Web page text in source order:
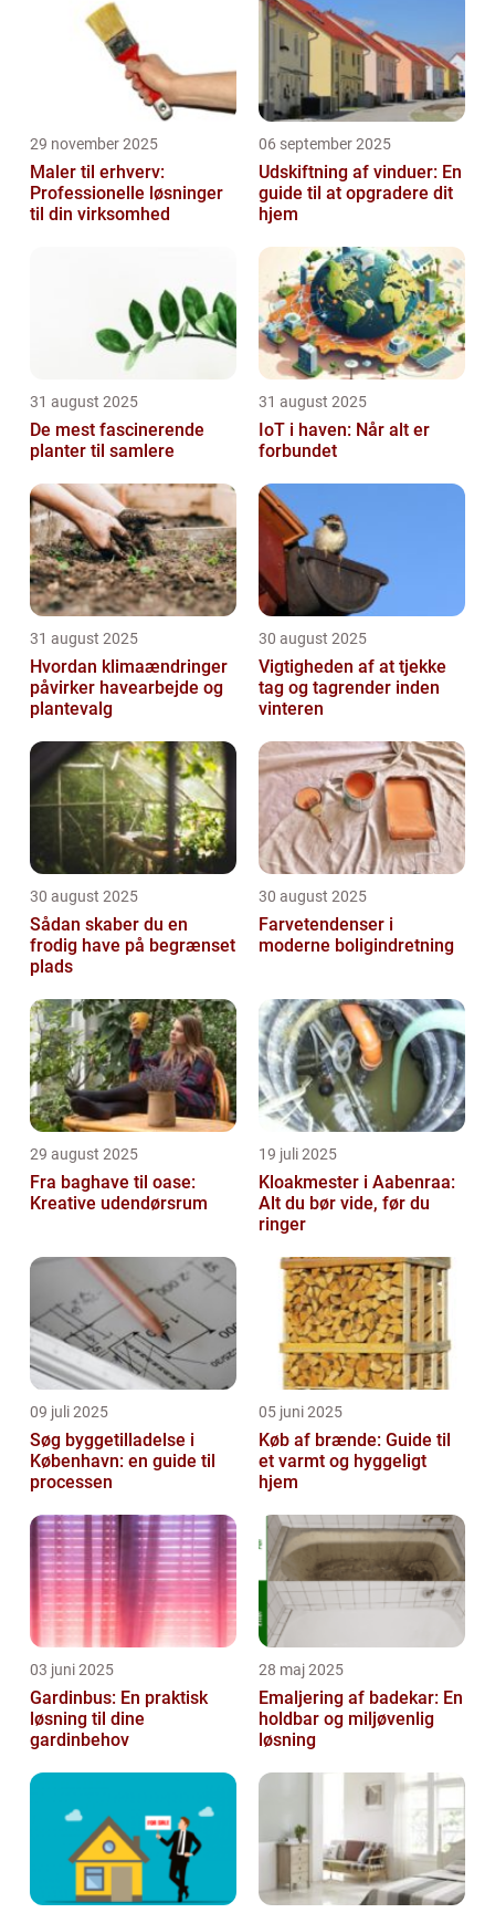
29 november 2025
Maler til erhverv:
Professionelle løsninger
til din virksomhed
06 september 2025
Udskiftning af vinduer: En
guide til at opgradere dit
hjem
31 august 2025
De mest fascinerende
planter til samlere
31 august 2025
IoT i haven: Når alt er
forbundet
31 august 2025
Hvordan klimaændringer
påvirker havearbejde og
plantevalg
30 august 2025
Vigtigheden af at tjekke
tag og tagrender inden
vinteren
30 august 2025
Sådan skaber du en
frodig have på begrænset
plads
30 august 2025
Farvetendenser i
moderne boligindretning
29 august 2025
Fra baghave til oase:
Kreative udendørsrum
19 juli 2025
Kloakmester i Aabenraa:
Alt du bør vide, før du
ringer
09 juli 2025
Søg byggetilladelse i
København: en guide til
processen
05 juni 2025
Køb af brænde: Guide til
et varmt og hyggeligt
hjem
03 juni 2025
Gardinbus: En praktisk
løsning til dine
gardinbehov
28 maj 2025
Emaljering af badekar: En
holdbar og miljøvenlig
løsning